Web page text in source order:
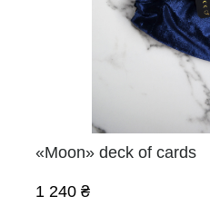
«Moon» deck of cards
1 240 ₴